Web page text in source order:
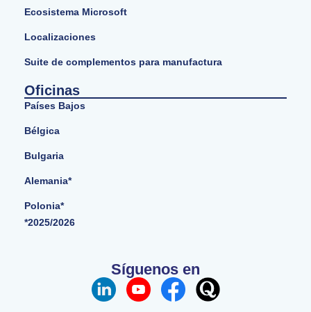
Ecosistema Microsoft
Localizaciones
Suite de complementos para manufactura
Oficinas
Países Bajos
Bélgica
Bulgaria
Alemania*
Polonia*
*2025/2026
Síguenos en